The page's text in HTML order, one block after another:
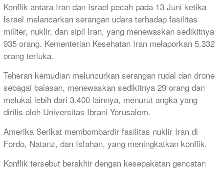
Konflik antara Iran dan Israel pecah pada 13 Juni ketika
Israel melancarkan serangan udara terhadap fasilitas
militer, nuklir, dan sipil Iran, yang menewaskan sedikitnya
935 orang. Kementerian Kesehatan Iran melaporkan 5.332
orang terluka.
Teheran kemudian meluncurkan serangan rudal dan drone
sebagai balasan, menewaskan sedikitnya 29 orang dan
melukai lebih dari 3.400 lainnya, menurut angka yang
dirilis oleh Universitas Ibrani Yerusalem.
Amerika Serikat membombardir fasilitas nuklir Iran di
Fordo, Natanz, dan Isfahan, yang meningkatkan konflik.
Konflik tersebut berakhir dengan kesepakatan gencatan